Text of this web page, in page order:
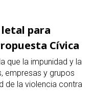
para
Cívica
que la impunidad y la
empresas y grupos
de la violencia contra